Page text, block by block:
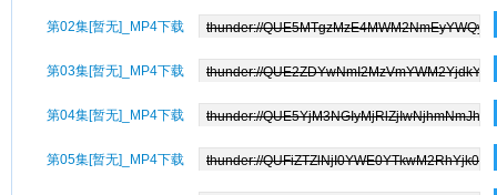
第02集[暂无]_MP4下载
第03集[暂无]_MP4下载
第04集[暂无]_MP4下载
第05集[暂无]_MP4下载